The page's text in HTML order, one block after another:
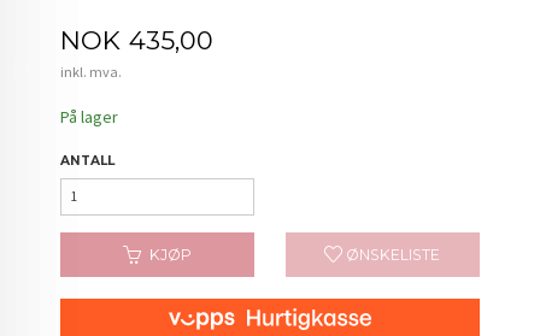
Pris
NOK 435,00
inkl. mva.
På lager
ANTALL
KJØP ØNSKELISTE